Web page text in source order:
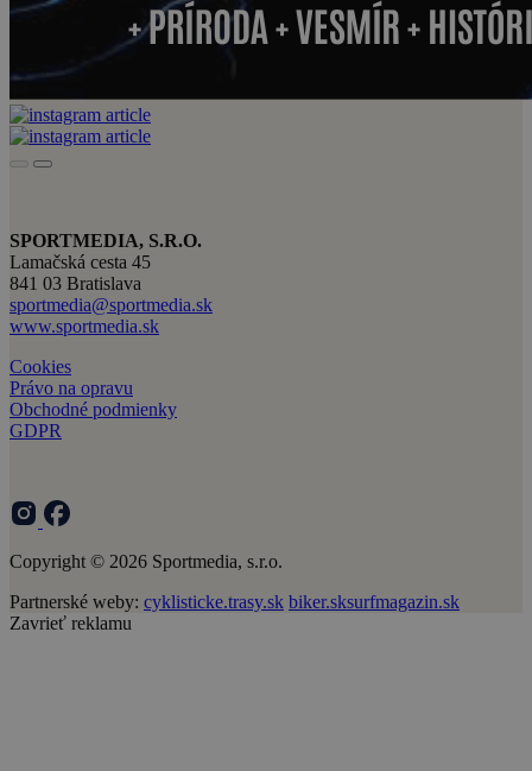
SPORTMEDIA, S.R.O.
Lamačská cesta 45
841 03 Bratislava
sportmedia@sportmedia.sk
www.sportmedia.sk
Cookies
Právo na opravu
Obchodné podmienky
GDPR
Copyright © 2026 Sportmedia, s.r.o.
Partnerské weby: cyklisticke.trasy.sk biker.sksurfmagazin.sk
Zavrieť reklamu